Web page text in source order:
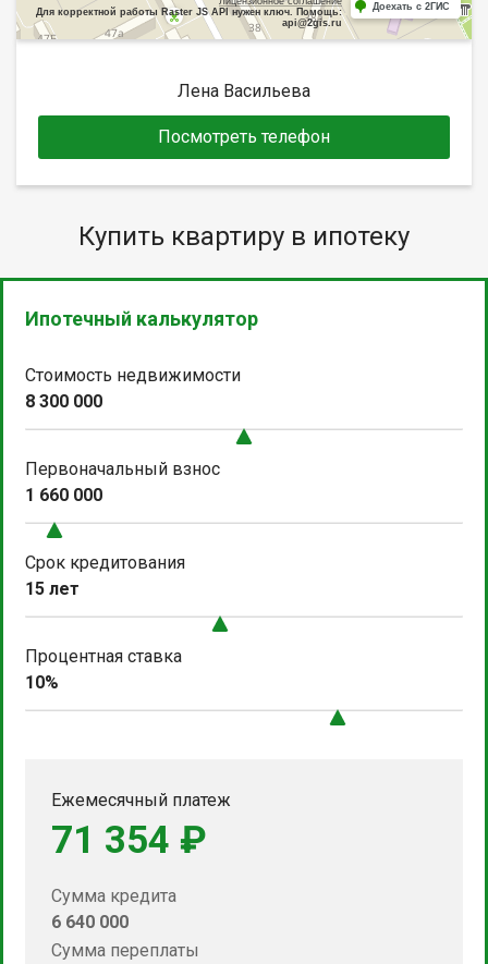
Для корректной работы Raster JS API нужен ключ. Помощь:
api@2gis.ru
Доехать с 2ГИС
Лена Васильева
Посмотреть телефон
Купить квартиру в ипотеку
Ипотечный калькулятор
Стоимость недвижимости
8 300 000
Первоначальный взнос
1 660 000
Срок кредитования
15 лет
Процентная ставка
10%
Ежемесячный платеж
71 354 ₽
Сумма кредита
6 640 000
Сумма переплаты